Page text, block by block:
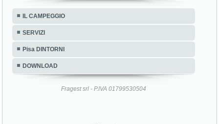
IL CAMPEGGIO
SERVIZI
Pisa DINTORNI
DOWNLOAD
Fragest srl - P.IVA 01799530504